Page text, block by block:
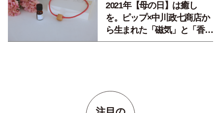
2021年【母の日】は癒し
を。ピップ×中川政七商店か
ら生まれた「磁気」と「香
り」の新定番。